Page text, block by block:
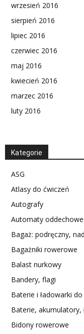
wrzesień 2016
sierpień 2016
lipiec 2016
czerwiec 2016
maj 2016
kwiecień 2016
marzec 2016
luty 2016
Kategorie
ASG
Atlasy do ćwiczeń
Autografy
Automaty
Bagaż: podręczny,
Bagażniki rowerowe
Balast nurkowy
Bandery, flagi
Baterie i ładowarki
Baterie, akumulatory,
Bidony rowerowe